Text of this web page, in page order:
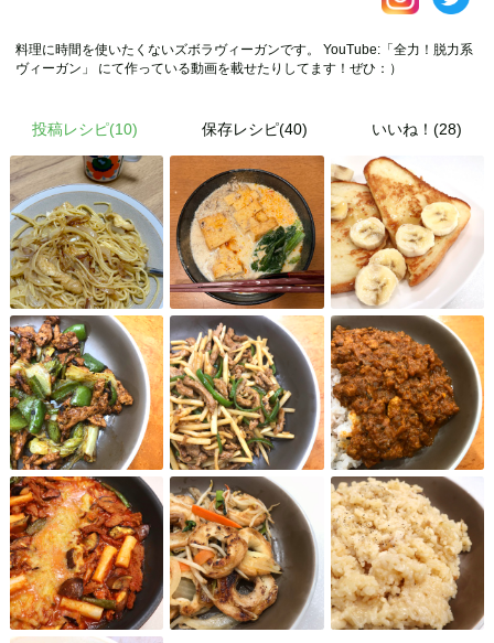
料理に時間を使いたくないズボラヴィーガンです。 YouTube:「全力！脱力系
ヴィーガン」 にて作っている動画を載せたりしてます！ぜひ：）
投稿レシピ(10) 保存レシピ(40) いいね！(28)